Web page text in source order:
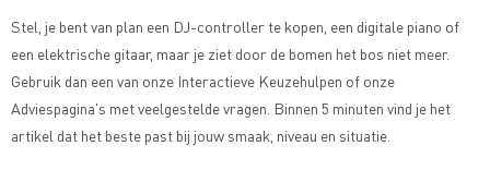
Stel, je bent van plan een DJ-controller te kopen, een digitale piano of
een elektrische gitaar, maar je ziet door de bomen het bos niet meer.
Gebruik dan een van onze Interactieve Keuzehulpen of onze
Adviespagina's met veelgestelde vragen . Binnen 5 minuten vind je het
artikel dat het beste past bij jouw smaak, niveau en situatie.